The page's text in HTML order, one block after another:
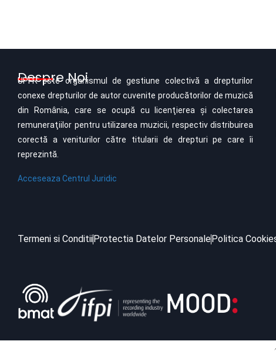
Despre Noi
UPFR este organismul de gestiune colectivă a drepturilor
conexe drepturilor de autor cuvenite producătorilor de muzică
din România, care se ocupă cu licenţierea şi colectarea
remuneraţiilor pentru utilizarea muzicii, respectiv distribuirea
corectă a veniturilor către titularii de drepturi pe care îi
reprezintă.
Acceseaza Centrul Juridic
Termeni si Conditii Protectia Datelor Personale Politica